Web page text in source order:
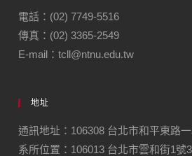
電話：(02) 7749-5516
傳真：(02) 3365-2549
E-mail：tcll@ntnu.edu.tw
地址
通訊地址：106308 台北市和平東路
系所位置：106013 台北市雲和街1號